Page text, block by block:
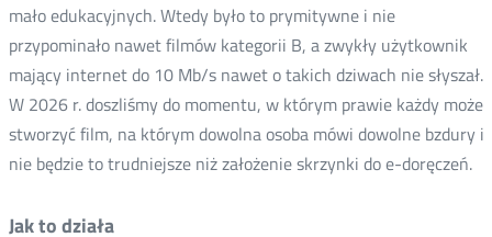
mało edukacyjnych. Wtedy było to prymitywne i nie
przypominało nawet filmów kategorii B, a zwykły użytkownik
mający internet do 10 Mb/s nawet o takich dziwach nie słyszał.
W 2026 r. doszliśmy do momentu, w którym prawie każdy może
stworzyć film, na którym dowolna osoba mówi dowolne bzdury i
nie będzie to trudniejsze niż założenie skrzynki do e-doręczeń.
Jak to działa